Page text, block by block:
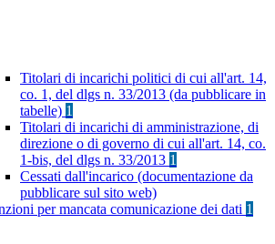
Titolari di incarichi politici di cui all'art. 14,
co. 1, del dlgs n. 33/2013 (da pubblicare in
tabelle) 1
Titolari di incarichi di amministrazione, di
direzione o di governo di cui all'art. 14, co.
1-bis, del dlgs n. 33/2013 1
Cessati dall'incarico (documentazione da
pubblicare sul sito web)
per mancata comunicazione dei dati 1